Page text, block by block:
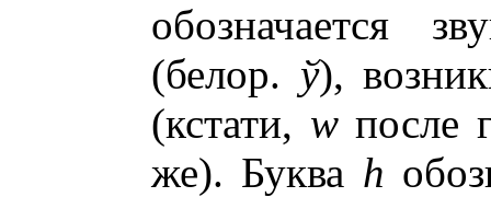
обозначается
(белор. ў),
(кстати, wпосле
же). Буква h